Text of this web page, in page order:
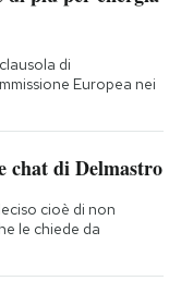
di
Europea nei
chat di Delmastro
cioè di non
le chiede da